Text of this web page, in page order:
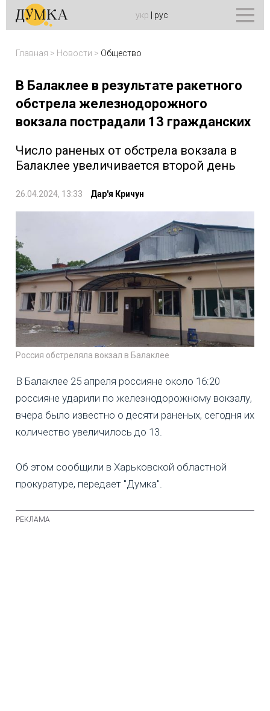
укр рус
Главная > Новости > Общество
В Балаклее в результате ракетного
обстрела железнодорожного
вокзала пострадали 13 гражданских
Число раненых от обстрела вокзала в
Балаклее увеличивается второй день
26.04.2024, 13:33 Дар'я Кричун
Россия обстреляла вокзал в Балаклее
В Балаклее 25 апреля россияне около 16:20
россияне ударили по железнодорожному вокзалу,
вчера было известно о десяти раненых, сегодня их
количество увеличилось до 13.
Об этом сообщили в Харьковской областной
прокуратуре, передает "Думка".